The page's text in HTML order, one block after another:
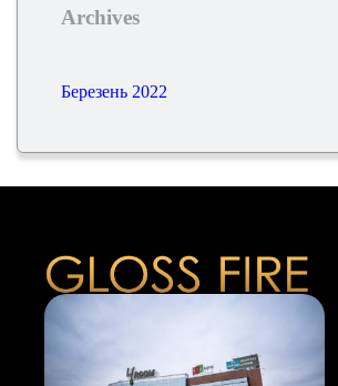
Archives
Березень 2022